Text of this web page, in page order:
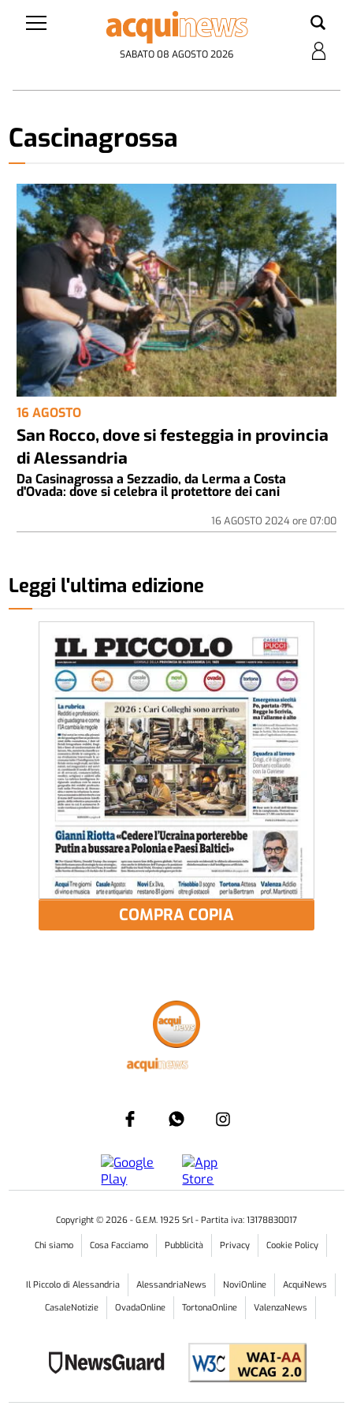
SABATO 08 AGOSTO 2026
Cascinagrossa
16 AGOSTO
San Rocco, dove si festeggia in provincia
di Alessandria
Da Casinagrossa a Sezzadio, da Lerma a Costa
d'Ovada: dove si celebra il protettore dei cani
16 AGOSTO 2024ore 07:00
Leggi l'ultima edizione
COMPRA COPIA
Copyright © 2026 - G.E.M. 1925 Srl - Partita iva: 13178830017
Chi siamo Cosa Facciamo Pubblicità Privacy Cookie Policy
Il Piccolo di Alessandria AlessandriaNews NoviOnline
AcquiNews
CasaleNotizie
OvadaOnline TortonaOnline ValenzaNews